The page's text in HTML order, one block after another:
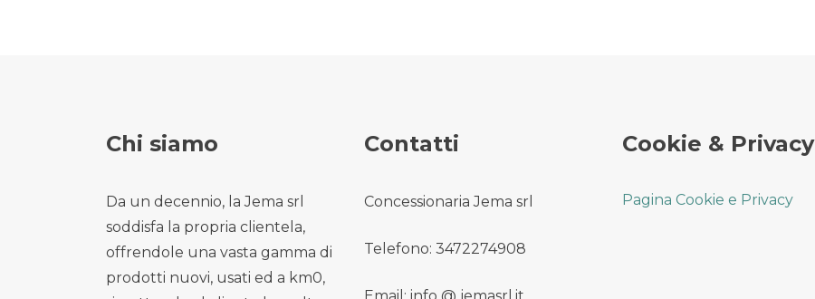
Chi siamo
Da un decennio, la Jema srl
soddisfa la propria clientela,
offrendole una vasta gamma di
prodotti nuovi, usati ed a km0,
Contatti
Concessionaria Jema srl
Telefono: 3472274908
Cookie & Privacy
Pagina Cookie e Privacy